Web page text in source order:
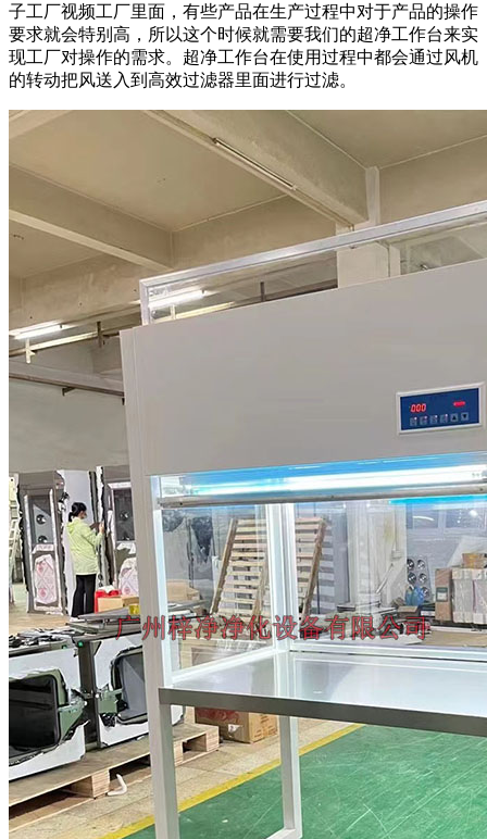
子工厂视频工厂里面，有些产品在生产过程中对于产品的操作
要求就会特别高，所以这个时候就需要我们的超净工作台来实
现工厂对操作的需求。超净工作台在使用过程中都会通过风机
的转动把风送入到高效过滤器里面进行过滤。